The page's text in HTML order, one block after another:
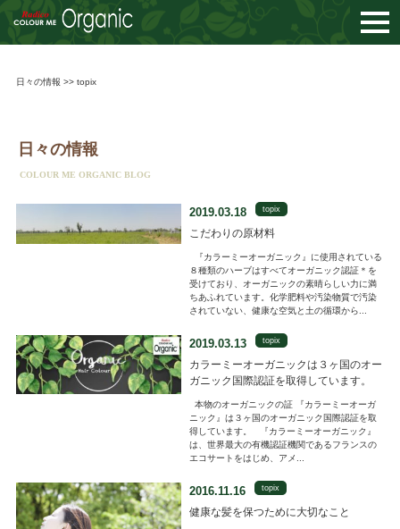
日々の情報 >> topix
日々の情報
COLOUR ME ORGANIC BLOG
2019.03.18 topix
こだわりの原材料
『カラーミーオーガニック』に使用されている
８種類のハーブはすべてオーガニック認証＊を
受けており、オーガニックの素晴らしい力に満
ちあふれています。化学肥料や汚染物質で汚染
されていない、健康な空気と土の循環から...
2019.03.13 topix
カラーミーオーガニックは３ヶ国のオー
ガニック国際認証を取得しています。
本物のオーガニックの証 『カラーミーオーガ
ニック』は３ヶ国のオーガニック国際認証を取
得しています。 『カラーミーオーガニック』
は、世界最大の有機認証機関であるフランスの
エコサートをはじめ、アメ...
2016.11.16 topix
健康な髪を保つために大切なこと